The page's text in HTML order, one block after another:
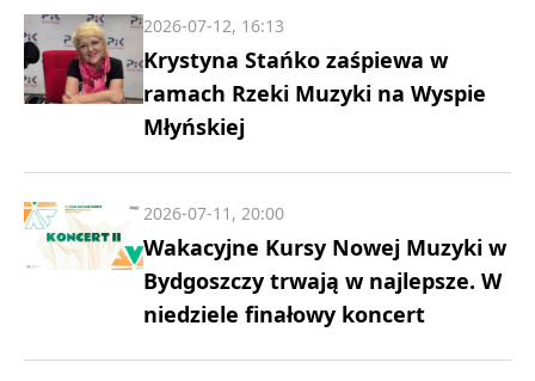
Krystyna Stańko zaśpiewa w
ramach Rzeki Muzyki na Wyspie
Młyńskiej
2026-07-12, 16:13
Wakacyjne Kursy Nowej Muzyki w
Bydgoszczy trwają w najlepsze. W
niedziele finałowy koncert
2026-07-11, 20:00